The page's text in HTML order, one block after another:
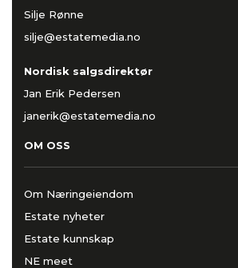
Silje Rønne
silje@estatemedia.no
Nordisk salgsdirektør
Jan Erik Pedersen
janerik@estatemedia.no
OM OSS
Om Næringeiendom
Estate nyheter
Estate kunnskap
NE meet